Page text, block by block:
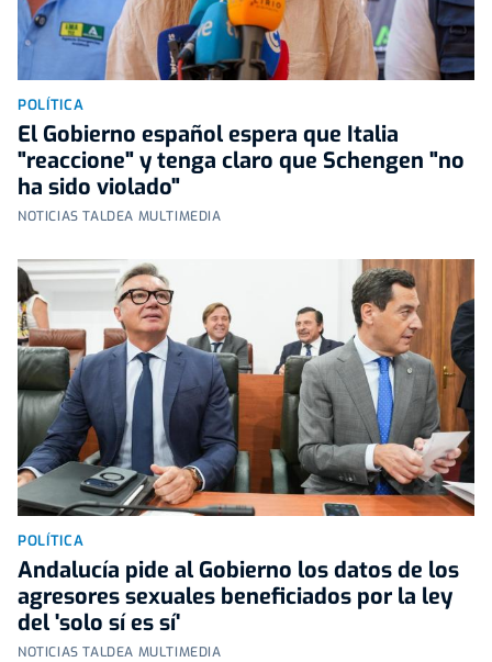
POLÍTICA
El Gobierno español espera que Italia
"reaccione" y tenga claro que Schengen "no
ha sido violado"
NOTICIAS TALDEA MULTIMEDIA
POLÍTICA
Andalucía pide al Gobierno los datos de los
agresores sexuales beneficiados por la ley
del 'solo sí es sí'
NOTICIAS TALDEA MULTIMEDIA